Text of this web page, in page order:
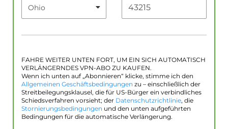
FAHRE WEITER UNTEN FORT, UM EIN SICH AUTOMATISCH
VERLÄNGERNDES VPN-ABO ZU KAUFEN.
Wenn ich unten auf „Abonnieren“ klicke, stimme ich den
Allgemeinen Geschäftsbedingungen zu – einschließlich der
Streitbeilegungsklausel, die für US-Bürger ein verbindliches
Schiedsverfahren vorsieht; der Datenschutzrichtlinie, die
Stornierungsbedingungen und den unten aufgeführten
Bedingungen für die automatische Verlängerung.